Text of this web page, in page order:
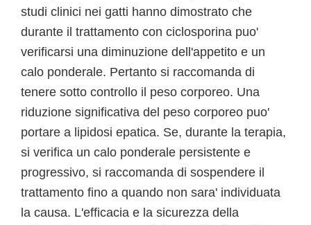
studi clinici nei gatti hanno dimostrato che
durante il trattamento con ciclosporina puo'
verificarsi una diminuzione dell'appetito e un
calo ponderale. Pertanto si raccomanda di
tenere sotto controllo il peso corporeo. Una
riduzione significativa del peso corporeo puo'
portare a lipidosi epatica. Se, durante la terapia,
si verifica un calo ponderale persistente e
progressivo, si raccomanda di sospendere il
trattamento fino a quando non sara' individuata
la causa. L'efficacia e la sicurezza della